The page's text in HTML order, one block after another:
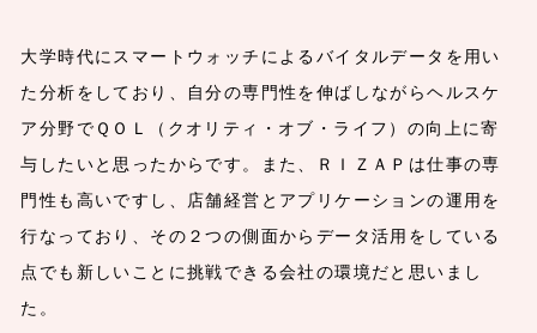
大学時代にスマートウォッチによるバイタルデータを用い
た分析をしており、自分の専門性を伸ばしながらヘルスケ
ア分野でＱＯＬ（クオリティ・オブ・ライフ）の向上に寄
与したいと思ったからです。また、ＲＩＺＡＰは仕事の専
門性も高いですし、店舗経営とアプリケーションの運用を
行なっており、その２つの側面からデータ活用をしている
点でも新しいことに挑戦できる会社の環境だと思いまし
た。